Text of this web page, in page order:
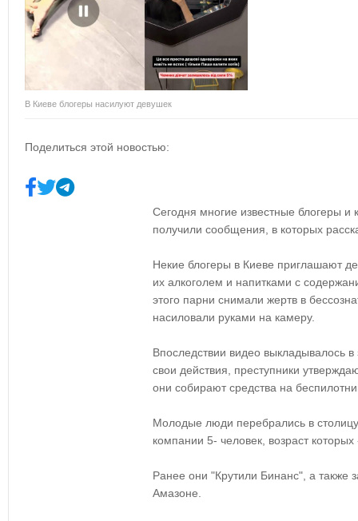
В Киеве блогеры насилуют девушек
Поделиться этой новостью:
Сегодня многие известные блогеры
получили сообщения, в которых
Некие блогеры в Киеве приглашают
их алкоголем и напитками с
этого парни снимали жертв в
насиловали руками на камеру.
Впоследствии видео выкладывалось
свои действия, преступники
они собирают средства на
Молодые люди перебрались в
компании 5- человек, возраст которых
Ранее они "Крутили Бинанс", а также
Амазоне.